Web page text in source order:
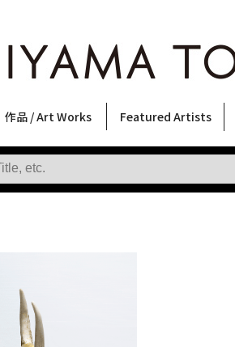
作品 / Art Works
フォトグラフィー
Photography
ポスター
Posters
ストリートアート
Street Art
立体・その他
Sculptures / etc
アートワークス
Art Works
Primary Artworks
KOMIYAMA TOKYO ART LABEL
版画
Prints
Featured Artists
稲嶺啓一(東風終)
村田言恵
丸岡和吾
Rico Casella
キム・ロートン
菅谷晋一
柴田亜美
内藤啓介
CHRIS
大類信
須藤昌人
天野タケル
春川ナミオ
二本木里美
林月光
三島由紀夫
北島敬三
森山大道
三島剛
COOKIE
横尾忠則
内藤ルネ
大西洋介
佐伯俊男
秋赤音